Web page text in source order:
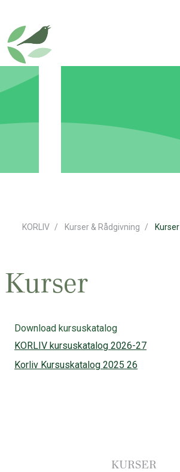
KORLIV Kurser & Rådgivning Kurser
Kurser
Download kursuskatalog
KORLIV kursuskatalog 2026-27
Korliv Kursuskatalog 2025 26
KURSER